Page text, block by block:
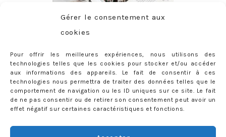
Gérer le consentement aux
cookies
Pour offrir les meilleures expériences, nous utilisons des
technologies telles que les cookies pour stocker et/ou accéder
aux informations des appareils. Le fait de consentir à ces
technologies nous permettra de traiter des données telles que le
comportement de navigation ou les ID uniques sur ce site. Le fait
de ne pas consentir ou de retirer son consentement peut avoir un
effet négatif sur certaines caractéristiques et fonctions.
ABONNEMENT
Adresse